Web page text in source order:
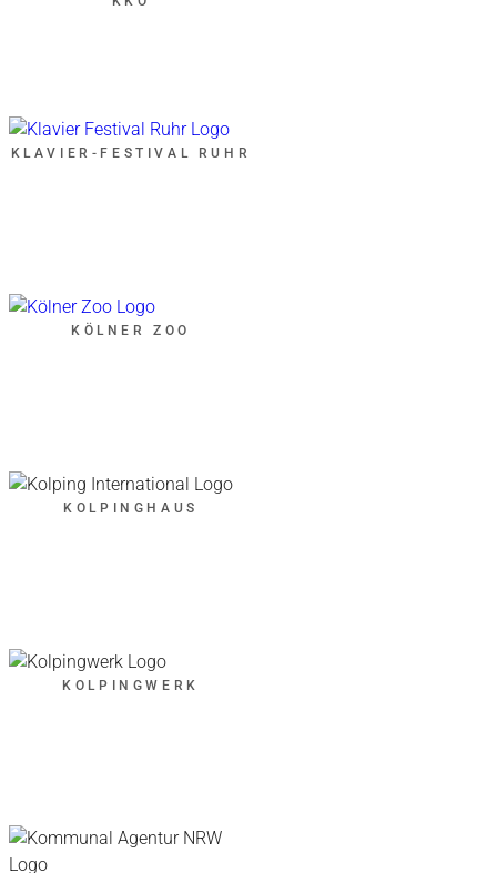
KLAVIER-FESTIVAL RUHR
KÖLNER ZOO
KOLPINGHAUS
KOLPINGWERK